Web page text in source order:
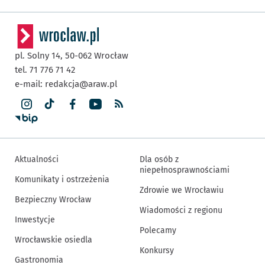
pl. Solny 14, 50-062 Wrocław
tel. 71 776 71 42
e-mail: redakcja@araw.pl
Aktualności
Komunikaty i ostrzeżenia
Bezpieczny Wrocław
Inwestycje
Wrocławskie osiedla
Gastronomia
Dla osób z
niepełnosprawnościami
Zdrowie we Wrocławiu
Wiadomości z regionu
Polecamy
Konkursy